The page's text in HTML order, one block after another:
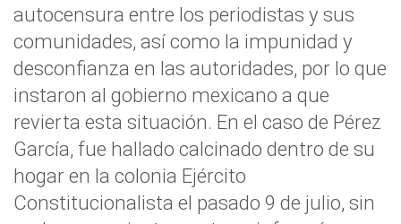
autocensura entre los periodistas y sus
comunidades, así como la impunidad y
desconfianza en las autoridades, por lo que
instaron al gobierno mexicano a que
revierta esta situación. En el caso de Pérez
García, fue hallado calcinado dentro de su
hogar en la colonia Ejército
Constitucionalista el pasado 9 de julio, sin